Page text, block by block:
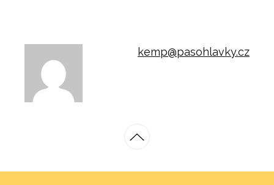
kemp@pasohlavky.cz